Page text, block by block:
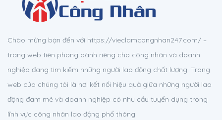
Chào mừng bạn đến với https://vieclamcongnhan247.com/ –
trang web tiên phong dành riêng cho công nhân và doanh
nghiệp đang tìm kiếm những người lao động chất lượng. Trang
web của chúng tôi là nơi kết nối hiệu quả giữa những người lao
động đam mê và doanh nghiệp có nhu cầu tuyển dụng trong
lĩnh vực công nhân lao động phổ thông.